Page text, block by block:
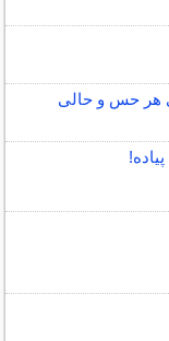
هر حس و حالی